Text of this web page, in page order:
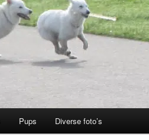
Pups Diverse foto’s